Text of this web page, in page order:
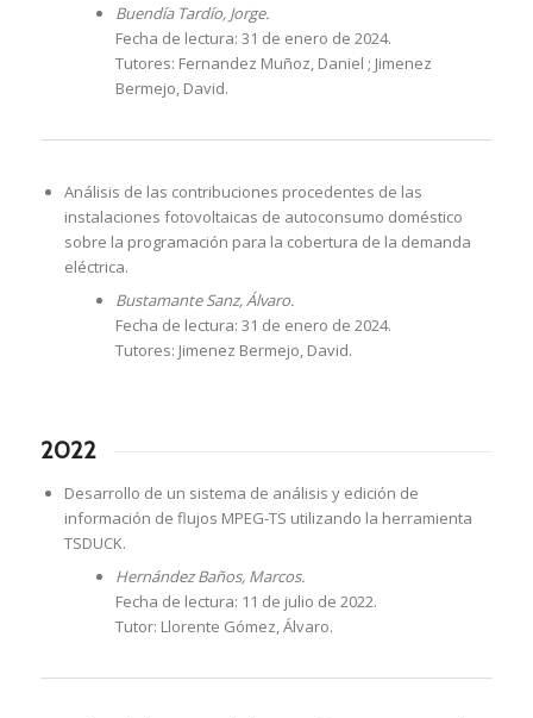
Buendía Tardío, Jorge.
Fecha de lectura: 31 de enero de 2024.
Tutores: Fernandez Muñoz, Daniel ; Jimenez
Bermejo, David.
Análisis de las contribuciones procedentes de las
instalaciones fotovoltaicas de autoconsumo doméstico
sobre la programación para la cobertura de la demanda
eléctrica.
Bustamante Sanz, Álvaro.
Fecha de lectura: 31 de enero de 2024.
Tutores: Jimenez Bermejo, David.
2022
Desarrollo de un sistema de análisis y edición de
información de flujos MPEG-TS utilizando la herramienta
TSDUCK.
Hernández Baños, Marcos.
Fecha de lectura: 11 de julio de 2022.
Tutor: Llorente Gómez, Álvaro.